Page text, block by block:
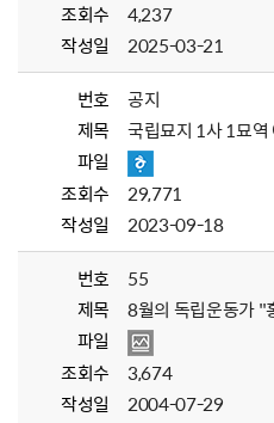
조회수
4,237
작성일
2025-03-21
번호
공지
제목
국립묘지 1사 1묘역
파일
조회수
29,771
작성일
2023-09-18
번호
55
제목
8월의 독립운동가 "
파일
조회수
3,674
작성일
2004-07-29